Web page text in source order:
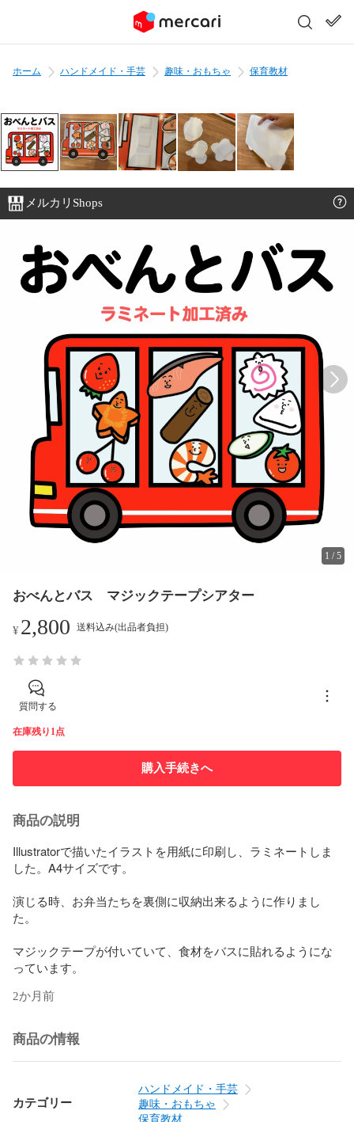
ホーム ハンドメイド・手芸 趣味・おもちゃ 保育教材
メルカリShops
1 /5
おべんとバス マジックテープシアター
¥2,800 送料込み(出品者負担)
質問する
在庫残り1点
購入手続きへ
商品の説明
Illustratorで描いたイラストを用紙に印刷し、ラミネートしま
した。A4サイズです。
演じる時、お弁当たちを裏側に収納出来るように作りまし
た。
マジックテープが付いていて、食材をバスに貼れるようにな
っています。
2か月前
商品の情報
カテゴリー
ハンドメイド・手芸
趣味・おもちゃ
保育教材